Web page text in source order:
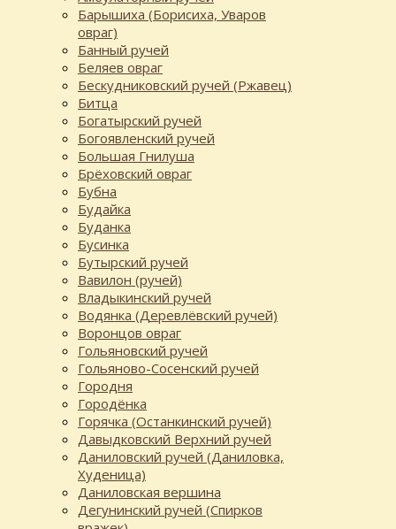
Барышиха (Борисиха, Уваров
овраг)
Банный ручей
Беляев овраг
Бескудниковский ручей (Ржавец)
Битца
Богатырский ручей
Богоявленский ручей
Большая Гнилуша
Брёховский овраг
Бубна
Будайка
Буданка
Бусинка
Бутырский ручей
Вавилон (ручей)
Владыкинский ручей
Водянка (Деревлёвский ручей)
Воронцов овраг
Гольяновский ручей
Гольяново-Сосенский ручей
Городня
Городёнка
Горячка (Останкинский ручей)
Давыдковский Верхний ручей
Даниловский ручей (Даниловка,
Худеница)
Даниловская вершина
Дегунинский ручей (Спирков